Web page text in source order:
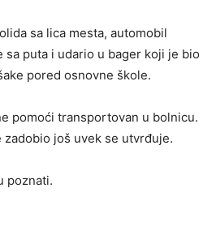
sa lica mesta, automobil
sa puta i udario u bager koji je bio
pored osnovne škole.
pomoći transportovan u bolnicu.
još uvek se utvrđuje.
poznati.